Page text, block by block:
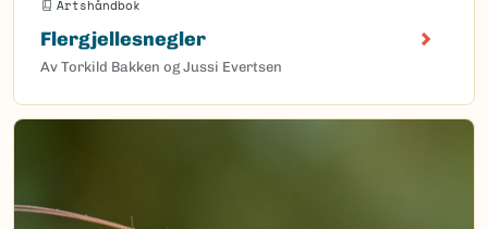
Artshåndbok
Flergjellesnegler
Av Torkild Bakken og Jussi Evertsen